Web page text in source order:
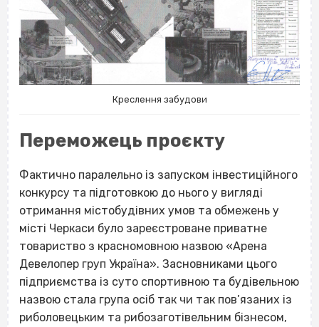
Креслення забудови
Переможець проєкту
Фактично паралельно із запуском інвестиційного
конкурсу та підготовкою до нього у вигляді
отримання містобудівних умов та обмежень у
місті Черкаси було зареєстроване приватне
товариство з красномовною назвою «Арена
Девелопер груп Україна». Засновниками цього
підприємства із суто спортивною та будівельною
назвою стала група осіб так чи так пов’язаних із
риболовецьким та рибозаготівельним бізнесом,